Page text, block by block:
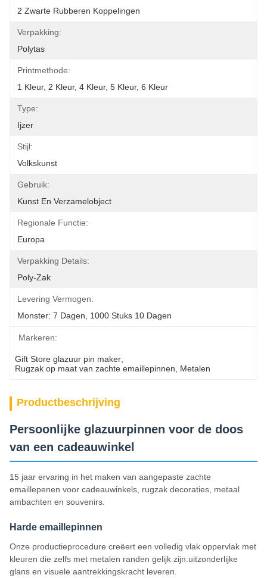
2 Zwarte Rubberen Koppelingen
Verpakking:
Polytas
Printmethode:
1 Kleur, 2 Kleur, 4 Kleur, 5 Kleur, 6 Kleur
Type:
Ijzer
Stijl:
Volkskunst
Gebruik:
Kunst En Verzamelobject
Regionale Functie:
Europa
Verpakking Details:
Poly-Zak
Levering Vermogen:
Monster: 7 Dagen, 1000 Stuks 10 Dagen
Markeren:
Gift Store glazuur pin maker
Rugzak op maat van zachte emaillepinnen
Metalen
Productbeschrijving
Persoonlijke glazuurpinnen voor de doos
van een cadeauwinkel
15 jaar ervaring in het maken van aangepaste zachte
emaillepenen voor cadeauwinkels, rugzak decoraties, metaal
ambachten en souvenirs.
Harde emaillepinnen
Onze productieprocedure creëert een volledig vlak oppervlak met
kleuren die zelfs met metalen randen gelijk zijn.uitzonderlijke
glans en visuele aantrekkingskracht leveren.